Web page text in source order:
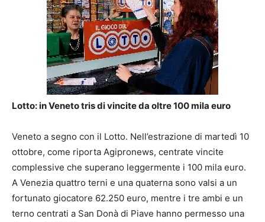
Lotto: in Veneto tris di vincite da oltre 100 mila euro
Veneto a segno con il Lotto. Nell’estrazione di martedì 10
ottobre, come riporta Agipronews, centrate vincite
complessive che superano leggermente i 100 mila euro.
A Venezia quattro terni e una quaterna sono valsi a un
fortunato giocatore 62.250 euro, mentre i tre ambi e un
terno centrati a San Donà di Piave hanno permesso una